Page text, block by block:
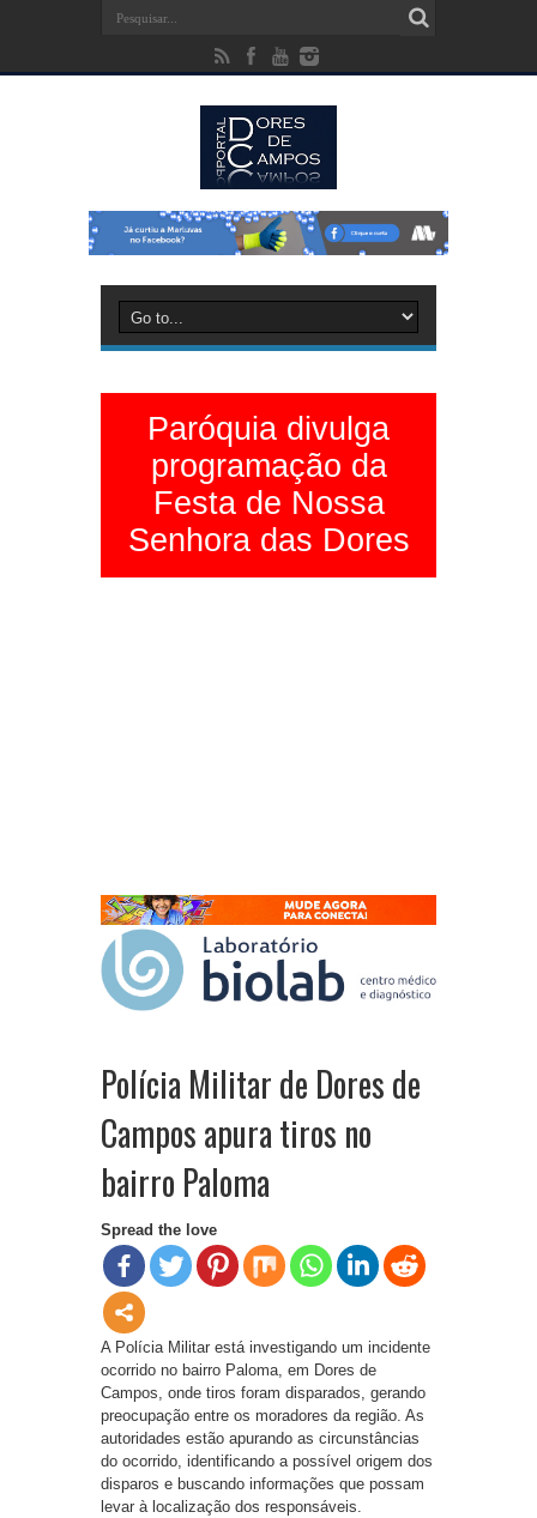
Paróquia divulga
programação da
Festa de Nossa
Senhora das Dores
Polícia Militar de Dores de
Campos apura tiros no
bairro Paloma
Spread the love
A Polícia Militar está investigando um incidente
ocorrido no bairro Paloma, em Dores de
Campos, onde tiros foram disparados, gerando
preocupação entre os moradores da região. As
autoridades estão apurando as circunstâncias
do ocorrido, identificando a possível origem dos
disparos e buscando informações que possam
levar à localização dos responsáveis.